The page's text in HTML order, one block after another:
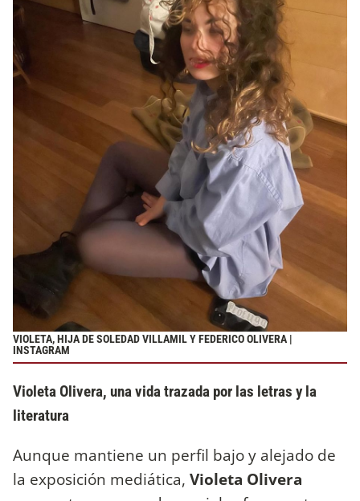
VIOLETA, HIJA DE SOLEDAD VILLAMIL Y FEDERICO OLIVERA |
INSTAGRAM
Violeta Olivera, una vida trazada por las letras y la
literatura
Aunque mantiene un perfil bajo y alejado de
la exposición mediática, Violeta Olivera